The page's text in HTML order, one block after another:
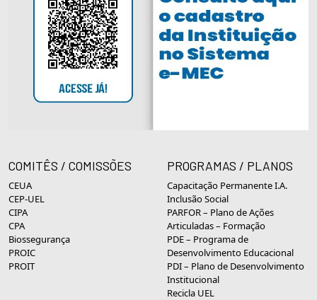
COMITÊS / COMISSÕES
CEUA
CEP-UEL
CIPA
CPA
Biossegurança
PROIC
PROIT
PROGRAMAS / PLANOS
Capacitação Permanente I.A.
Inclusão Social
PARFOR – Plano de Ações
Articuladas – Formação
PDE – Programa de
Desenvolvimento Educacional
PDI – Plano de Desenvolvimento
Institucional
Recicla UEL